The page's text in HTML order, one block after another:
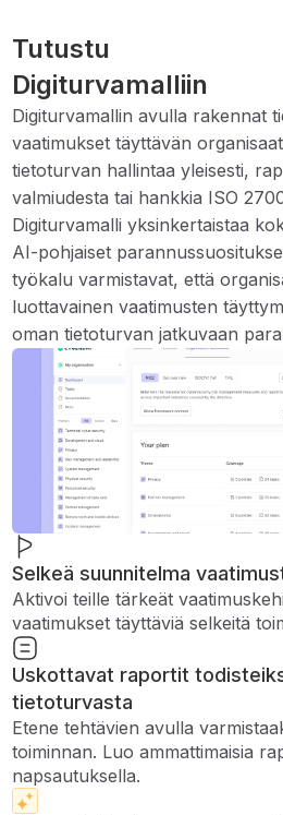
Tutustu
Digiturvamalliin
Digiturvamallin avulla rakennat
vaatimukset täyttävän
tietoturvan hallintaa yleisesti,
valmiudesta tai hankkia ISO
Digiturvamalli yksinkertaistaa
AI-pohjaiset
työkalu varmistavat, että
luottavainen vaatimusten
oman tietoturvan jatkuvaan
Selkeä suunnitelma
Aktivoi teille tärkeät
vaatimukset täyttäviä selkeitä
Uskottavat raportit
tietoturvasta
Etene tehtävien avulla
toiminnan. Luo ammattimaisia
napsautuksella.